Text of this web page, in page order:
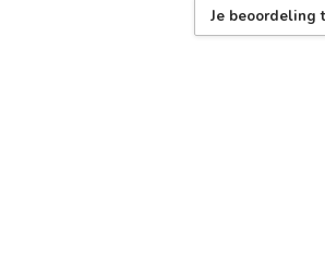
Je beoordeling